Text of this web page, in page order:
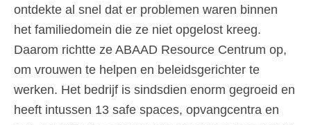
ontdekte al snel dat er problemen waren binnen
het familiedomein die ze niet opgelost kreeg.
Daarom richtte ze ABAAD Resource Centrum op,
om vrouwen te helpen en beleidsgerichter te
werken. Het bedrijf is sindsdien enorm gegroeid en
heeft intussen 13 safe spaces, opvangcentra en